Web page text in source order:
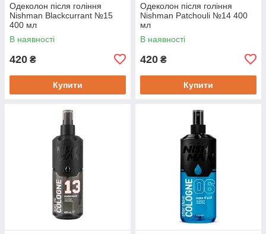
Одеколон після гоління
Nishman Blackcurrant №15
400 мл
В наявності
420 ₴
Купити
Одеколон після гоління
Nishman Patchouli №14 400
мл
В наявності
420 ₴
Купити